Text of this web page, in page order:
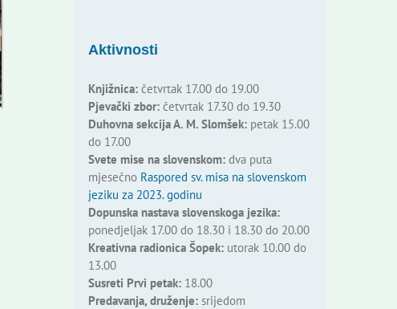
Aktivnosti
Knjižnica:četvrtak 17.00 do 19.00
Pjevački zbor:četvrtak 17.30 do 19.30
Duhovna sekcija A. M. Slomšek:petak 15.00
do 17.00
Svete mise na slovenskom:dva puta
mjesečno Raspored sv. misa na slovenskom
jeziku za 2023. godinu
Dopunska nastava slovenskoga jezika:
ponedjeljak 17.00 do 18.30 i 18.30 do 20.00
Kreativna radionica Šopek:utorak 10.00 do
13.00
Susreti Prvi petak:18.00
Predavanja, druženje:srijedom